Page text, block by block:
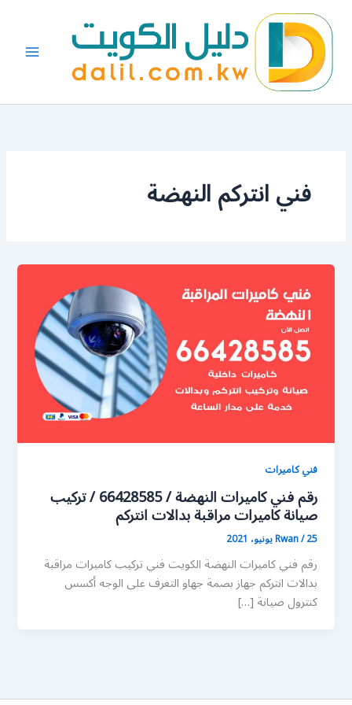
المحتوى
فني انتركم النهضة
فني كاميرات
رقم فني كاميرات النهضة / 66428585 / تركيب
صيانة كاميرات مراقبة بدالات انتركم
Rwan/25 يونيو، 2021
رقم فني كاميرات النهضة الكويت فني تركيب كاميرات مراقبة
بدالات انتركم جهاز بصمة جهاو التعرف على الوجه أكسس
كنترول صيانة […]